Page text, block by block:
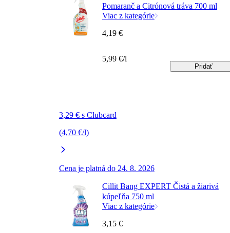
Pomaranč a Citrónová tráva 700 ml
Viac z kategórie
3,29 € s Clubcard
(4,70 €/l)
Cena je platná do 24. 8. 2026
4,19 €
5,99 €/l
Pridať
Cillit Bang EXPERT Čistá a žiarivá
kúpeľňa 750 ml
Viac z kategórie
3,15 €